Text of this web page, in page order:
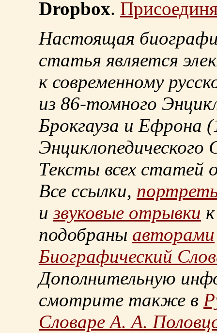
Dropbox.
Настоящая
статья является
к современному
из 86-томного
Брокгауза и Ефрона
Энциклопедического
Тексты всех статей
Все ссылки,
извуковые отрывки
подобраны авторами
Биографический
Дополнительную
смотрите также в
Словаре А. А.